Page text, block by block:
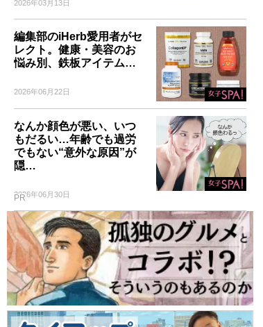
2026年03月13日
編集部のiHerb愛用者がセ
レクト。健康・美容のお
悩み別、鉄板アイテム…
2026年06月22日
なんか顔色が悪い、いつ
もだるい…年齢でも過労
でもない“意外な原因”が
隠…
2026年06月30日
PR